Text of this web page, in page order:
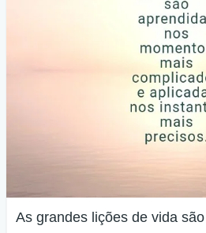
As grandes lições de vida